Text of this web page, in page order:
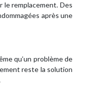
remplacement. Des
après une
qu’un problème de
reste la solution